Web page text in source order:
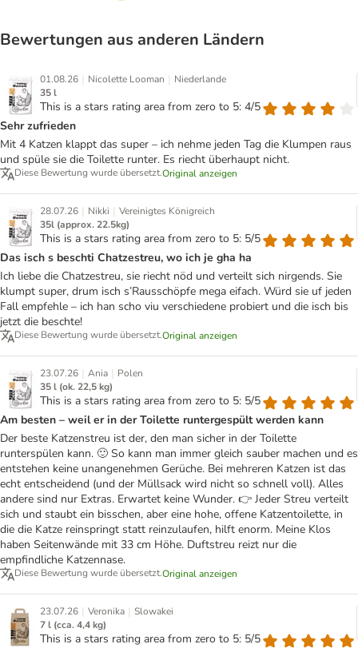
Bewertungen aus anderen Ländern
01.08.26 | Nicolette Looman | Niederlande
35 l
This is a stars rating area from zero to 5: 4/5
Sehr zufrieden
Mit 4 Katzen klappt das super – ich nehme jeden Tag die Klumpen raus
und spüle sie die Toilette runter. Es riecht überhaupt nicht.
Diese Bewertung wurde übersetzt.Original anzeigen
28.07.26 | Nikki | Vereinigtes Königreich
35l (approx. 22.5kg)
This is a stars rating area from zero to 5: 5/5
Das isch s beschti Chatzestreu, wo ich je gha ha
Ich liebe die Chatzestreu, sie riecht nöd und verteilt sich nirgends. Sie
klumpt super, drum isch s’Rausschöpfe mega eifach. Würd sie uf jeden
Fall empfehle – ich han scho viu verschiedene probiert und die isch bis
jetzt die beschte!
Diese Bewertung wurde übersetzt.Original anzeigen
23.07.26 | Ania | Polen
35 l (ok. 22,5 kg)
This is a stars rating area from zero to 5: 5/5
Am besten – weil er in der Toilette runtergespült werden kann
Der beste Katzenstreu ist der, den man sicher in der Toilette
runterspülen kann. 🙂 So kann man immer gleich sauber machen und es
entstehen keine unangenehmen Gerüche. Bei mehreren Katzen ist das
echt entscheidend (und der Müllsack wird nicht so schnell voll). Alles
andere sind nur Extras. Erwartet keine Wunder. 👉 Jeder Streu verteilt
sich und staubt ein bisschen, aber eine hohe, offene Katzentoilette, in
die die Katze reinspringt statt reinzulaufen, hilft enorm. Meine Klos
haben Seitenwände mit 33 cm Höhe. Duftstreu reizt nur die
empfindliche Katzennase.
Diese Bewertung wurde übersetzt.Original anzeigen
23.07.26 | Veronika | Slowakei
7 l (cca. 4,4 kg)
This is a stars rating area from zero to 5: 5/5